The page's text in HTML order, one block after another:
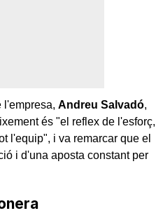
l'empresa, Andreu Salvadó,
és "el reflex de l'esforç,
l'equip", i va remarcar que el
i d'una aposta constant per